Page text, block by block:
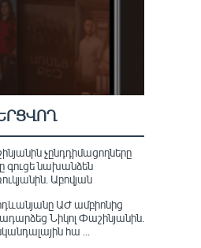
չընդդիմացողները
գուցե նախանձեն
Աբովյան
ԱԺ ամբիոնից
Նիկոլ Փաշինյանին․
հա ...